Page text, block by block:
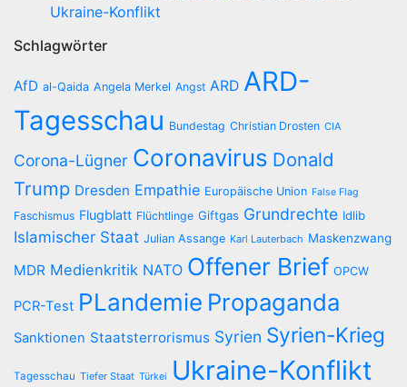
Ukraine-Konflikt
Schlagwörter
AfD al-Qaida Angela Merkel Angst ARD ARD-
Tagesschau Bundestag Christian Drosten CIA
Corona-Lügner Coronavirus Donald
Trump Dresden Empathie Europäische Union False Flag
Faschismus Flugblatt Flüchtlinge Giftgas Grundrechte Idlib
Islamischer Staat Julian Assange Karl Lauterbach Maskenzwang
MDR Medienkritik NATO Offener Brief OPCW
PCR-Test PLandemie Propaganda
Sanktionen Staatsterrorismus Syrien Syrien-Krieg
Tagesschau Tiefer Staat Türkei Ukraine-Konflikt